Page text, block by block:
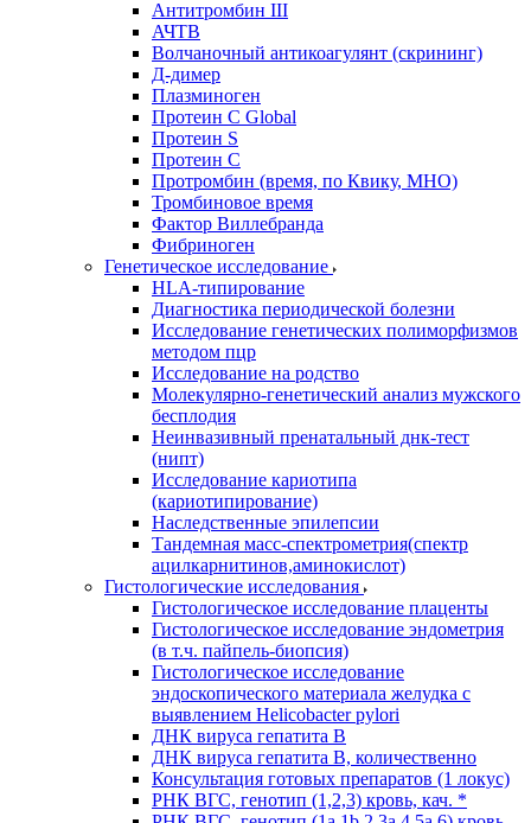
Антитромбин III
АЧТВ
Волчаночный антикоагулянт (скрининг)
Д-димер
Плазминоген
Протеин C Global
Протеин S
Протеин С
Протромбин (время, по Квику, МНО)
Тромбиновое время
Фактор Виллебранда
Фибриноген
Генетическое исследование
HLA-типирование
Диагностика периодической болезни
Исследование генетических полиморфизмов
методом пцр
Исследование на родство
Молекулярно-генетический анализ мужского
бесплодия
Неинвазивный пренатальный днк-тест
(нипт)
Исследование кариотипа
(кариотипирование)
Наследственные эпилепсии
Тандемная масс-спектрометрия(спектр
ацилкарнитинов,аминокислот)
Гистологические исследования
Гистологическое исследование плаценты
Гистологическое исследование эндометрия
(в т.ч. пайпель-биопсия)
Гистологическое исследование
эндоскопического материала желудка с
выявлением Helicobacter pylori
ДНК вируса гепатита B
ДНК вируса гепатита B, количественно
Консультация готовых препаратов (1 локус)
РНК ВГC, генотип (1,2,3) кровь, кач. *